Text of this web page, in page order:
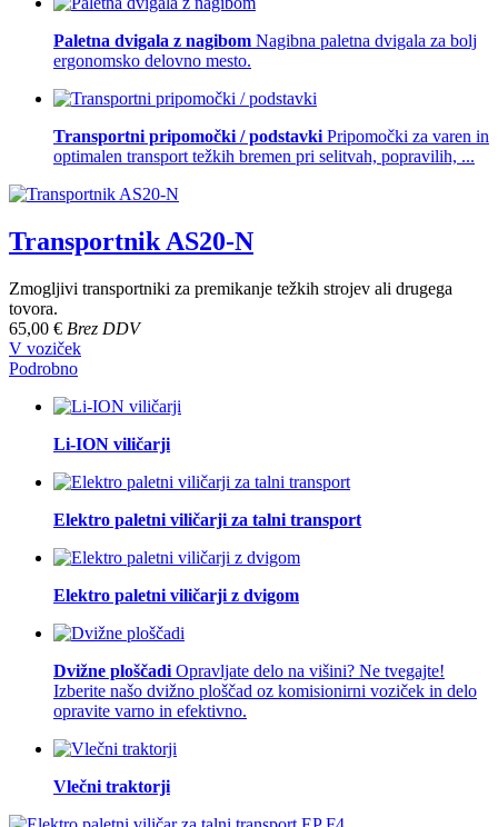
Paletna dvigala z nagibom Nagibna paletna dvigala za bolj
ergonomsko delovno mesto.
Transportni pripomočki / podstavki Pripomočki za varen in
optimalen transport težkih bremen pri selitvah, popravilih, ...
Transportnik AS20-N
Zmogljivi transportniki za premikanje težkih strojev ali drugega
tovora.
65,00 € Brez DDV
V voziček
Podrobno
Li-ION viličarji
Elektro paletni viličarji za talni transport
Elektro paletni viličarji z dvigom
Dvižne ploščadi Opravljate delo na višini? Ne tvegajte!
Izberite našo dvižno ploščad oz komisionirni voziček in delo
opravite varno in efektivno.
Vlečni traktorji